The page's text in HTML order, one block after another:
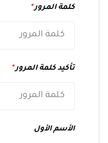
كلمة المرور*
تأكيد كلمة المرور*
الأسم الأول